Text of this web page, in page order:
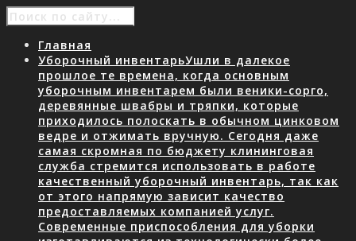
Главная
Уборочный инвентарьУшли в далекое
прошлое те времена, когда основным
уборочным инвентарем были веники-сорго,
деревянные швабры и тряпки, которые
приходилось полоскать в обычном цинковом
ведре и отжимать вручную. Сегодня даже
самая скромная по бюджету клининговая
служба стремится использовать в работе
качественный уборочный инвентарь, так как
от этого напрямую зависит качество
предоставляемых компанией услуг.
Современные приспособления для уборки